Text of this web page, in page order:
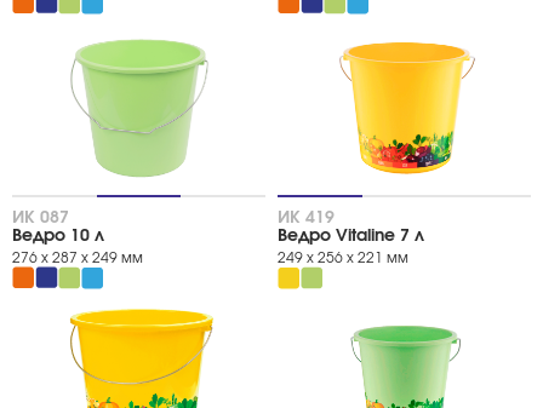
ИК 087
Ведро 10 л
276 х 287 х 249 мм
ИК 419
Ведро Vitaline 7 л
249 х 256 х 221 мм